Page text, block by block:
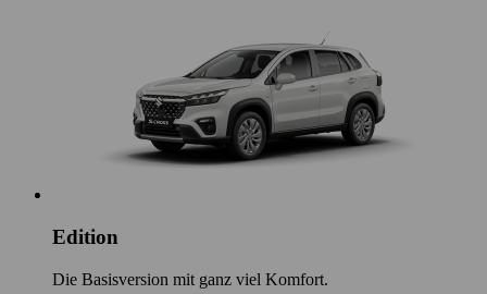
Edition
Die Basisversion mit ganz viel Komfort.